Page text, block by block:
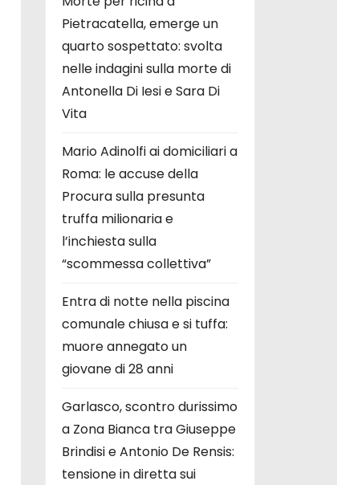
Pietracatella, emerge un
quarto sospettato: svolta
nelle indagini sulla morte di
Antonella Di Iesi e Sara Di
Vita
Mario Adinolfi ai domiciliari a
Roma: le accuse della
Procura sulla presunta
truffa milionaria e
l’inchiesta sulla
“scommessa collettiva”
Entra di notte nella piscina
comunale chiusa e si tuffa:
muore annegato un
giovane di 28 anni
Garlasco, scontro durissimo
a Zona Bianca tra Giuseppe
Brindisi e Antonio De Rensis:
tensione in diretta sui